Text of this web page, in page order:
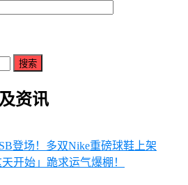
搜索
资讯
登场！多双Nike重磅球鞋上架
开始」跪求运气爆棚！